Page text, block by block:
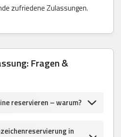
zufriedene Zulassungen.
Fragen &
reservieren – warum?
in